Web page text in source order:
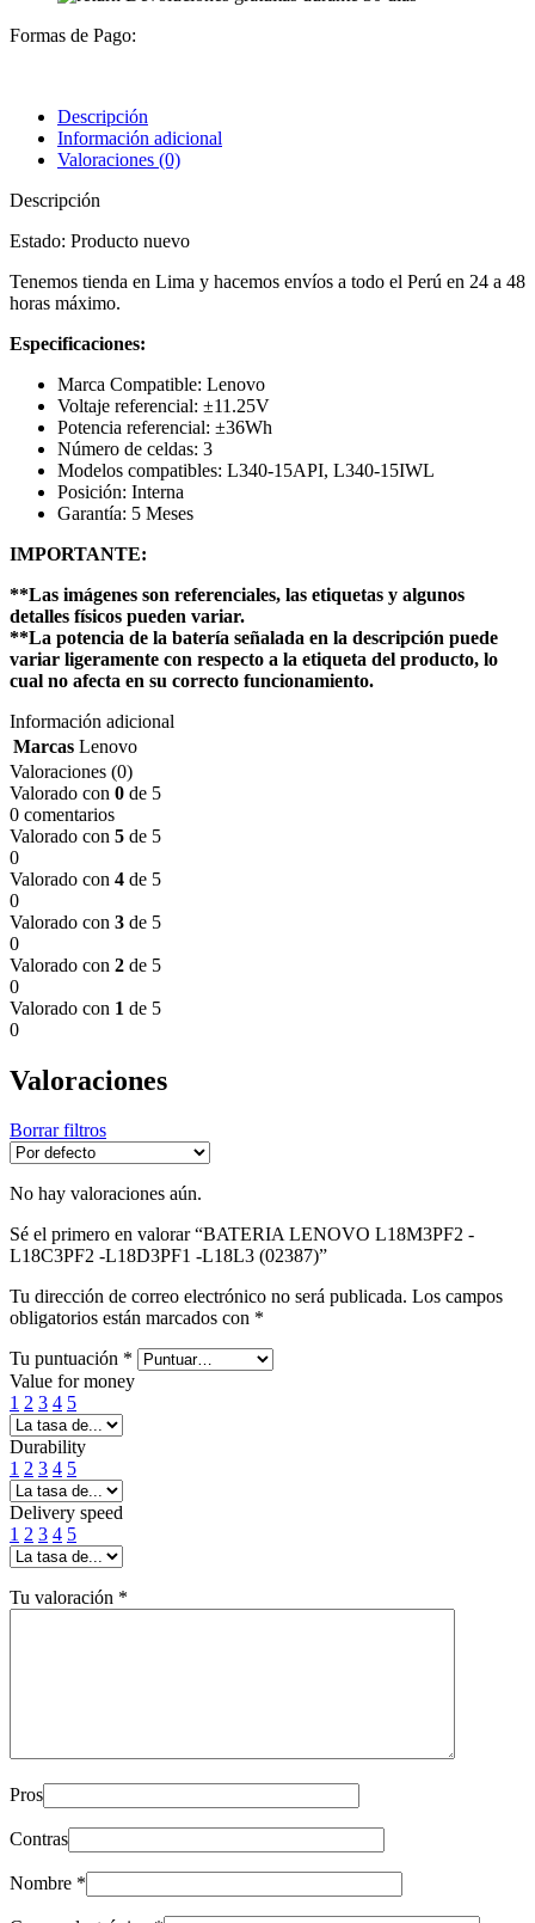
Formas de Pago:
Descripción
Información adicional
Valoraciones (0)
Descripción
Estado: Producto nuevo
Tenemos tienda en Lima y hacemos envíos a todo el Perú en 24 a 48
horas máximo.
Especificaciones:
Marca Compatible: Lenovo
Voltaje referencial: ±11.25V
Potencia referencial: ±36Wh
Número de celdas: 3
Modelos compatibles: L340-15API, L340-15IWL
Posición: Interna
Garantía: 5 Meses
IMPORTANTE:
**Las imágenes son referenciales, las etiquetas y algunos
detalles físicos pueden variar.
**La potencia de la batería señalada en la descripción puede
variar ligeramente con respecto a la etiqueta del producto, lo
cual no afecta en su correcto funcionamiento.
Información adicional
Marcas Lenovo
Valoraciones (0)
Valorado con 0 de 5
0 comentarios
Valorado con 5 de 5
0
Valorado con 4 de 5
0
Valorado con 3 de 5
0
Valorado con 2 de 5
0
Valorado con 1 de 5
0
Valoraciones
Borrar filtros
No hay valoraciones aún.
Sé el primero en valorar “BATERIA LENOVO L18M3PF2 -
L18C3PF2 -L18D3PF1 -L18L3 (02387)”
Tu dirección de correo electrónico no será publicada. Los campos
obligatorios están marcados con *
Tu puntuación *
Value for money
1 2 3 4 5
Durability
1 2 3 4 5
Delivery speed
1 2 3 4 5
Tu valoración *
Pros
Contras
Nombre *